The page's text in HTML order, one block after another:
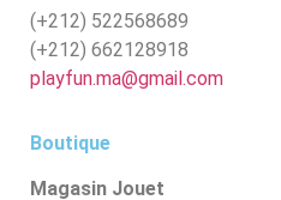
(+212) 522568689
(+212) 662128918
playfun.ma@gmail.com
Boutique
Magasin Jouet